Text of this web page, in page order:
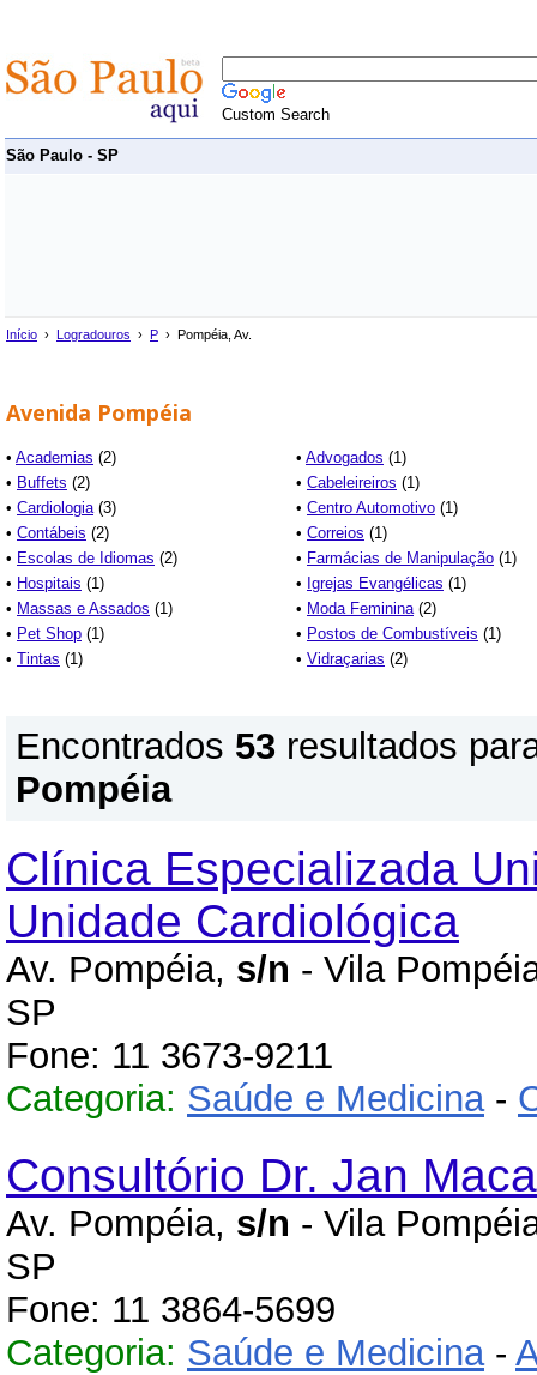
Custom Search
São Paulo - SP
Início › Logradouros › P › Pompéia, Av.
Avenida Pompéia
• Academias (2) • Advogados (1)
• Buffets (2) • Cabeleireiros (1)
• Cardiologia(3) • Centro Automotivo (1)
• Contábeis (2) • Correios (1)
• Escolas de Idiomas (2) • Farmácias de Manipulação (1)
• Hospitais (1) • Igrejas Evangélicas (1)
• Massas e Assados (1) • Moda Feminina(2)
• Pet Shop (1) • Postos de Combustíveis (1)
• Tintas (1) • Vidraçarias (2)
Encontrados 53 resultados
Pompéia
Clínica Especializada
Unidade Cardiológica
Av. Pompéia, s/n - Vila
SP
Fone: 11 3673-9211
Categoria: Saúde e Medicina-
Consultório Dr. Jan
Av. Pompéia, s/n - Vila
SP
Fone: 11 3864-5699
Categoria: Saúde e Medicina-